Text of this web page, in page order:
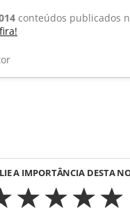
conteúdos publicados
A IMPORTÂNCIA DESTA